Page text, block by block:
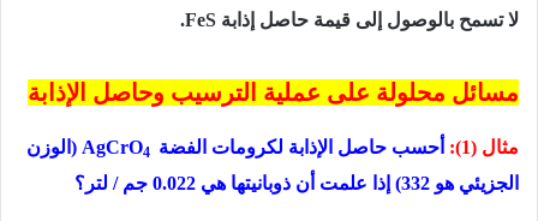
لا تسمح بالوصول إلى قيمة حاصل إذابة FeS
.
مسائل محلولة على عملية الترسيب وحاصل الإذابة
مثال (1): أحسب حاصل الإذابة لكرومات الفضة AgCrO4
(الوزن
الجزيئي هو 332) إذا علمت أن ذوبانيتها هي 0.022 جم / لتر؟